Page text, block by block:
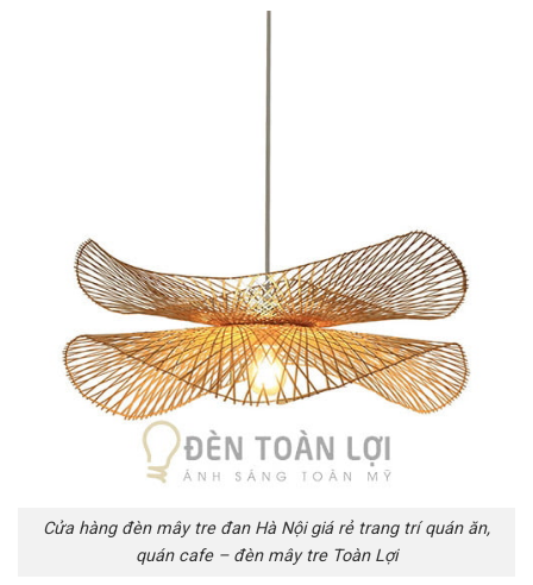
Cửa hàng đèn mây tre đan Hà Nội giá rẻ trang trí quán ăn,
quán cafe – đèn mây tre Toàn Lợi